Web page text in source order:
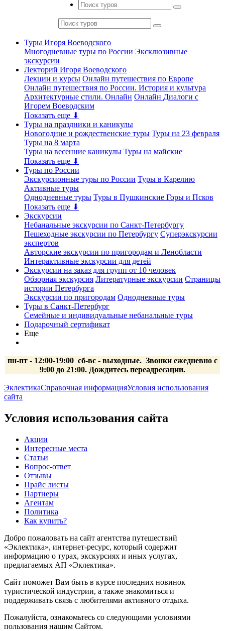
Туры Игоря Воеводского
Многодневные туры по России Эксклюзивные
экскурсии
Лекторий Игоря Воеводского
Лекции и курсы Онлайн путешествия по Европе
Онлайн путешествия по России. История и культура
Архитектурные стили. Онлайн Онлайн Диалоги с
Игорем Воеводским
Показать еще ⬇
Туры на праздники и каникулы
Новогодние и рождественские туры Туры на 23 февраля
Туры на 8 марта
Туры на весенние каникулы Туры на майские
Показать еще ⬇
Туры по России
Экскурсионные туры по России Туры в Карелию
Активные туры
Однодневные туры Туры в Пушкинские Горы и Псков
Показать еще ⬇
Экскурсии
Небанальные экскурсии по Санкт-Петербургу
Пешеходные экскурсии по Петербургу Суперэкскурсии
экспертов
Авторские экскурсии по пригородам и Ленобласти
Интерактивные экскурсии для детей
Экскурсии на заказ для групп от 10 человек
Обзорная экскурсия Литературные экскурсии Страницы
истории Петербурга
Экскурсии по пригородам Однодневные туры
Туры в Санкт-Петербург
Семейные и индивидуальные небанальные туры
Подарочный сертификат
Еще
пн-пт - 12:00-19:00 сб-вс - выходные. Звонки ежедневно с
9:00 до 21:00. Дождитесь переадресации.
ЭклектикаСправочная информацияУсловия использования
сайта
Условия использования сайта
Акции
Интересные места
Статьи
Вопрос-ответ
Отзывы
Прайс листы
Партнеры
Агентам
Политика
Как купить?
Добро пожаловать на сайт агентства путешествий
«Эклектика», интернет-ресурс, который содержит
информацию о турах, экскурсиях и иных услугах,
предлагаемых АП «Эклектика».
Сайт поможет Вам быть в курсе последних новинок
туристической индустрии, а также знакомиться и
поддерживать связь с любителями активного отдыха.
Пожалуйста, ознакомьтесь со следующими условиями
пользования нашим Сайтом.